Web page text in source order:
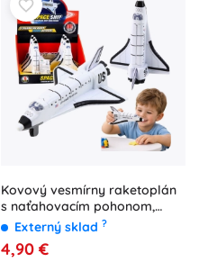
Kovový vesmírny raketoplán
s naťahovacím pohonom,
bielyExterný sklad ?
4,90 €